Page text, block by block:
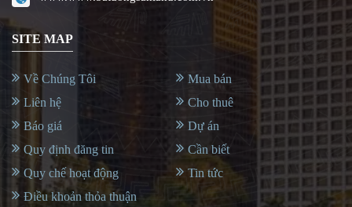
SITE MAP
Về Chúng Tôi
Liên hệ
Báo giá
Quy định đăng tin
Quy chế hoạt động
Điều khoản thỏa thuận
Mua bán
Cho thuê
Dự án
Cần biết
Tin tức